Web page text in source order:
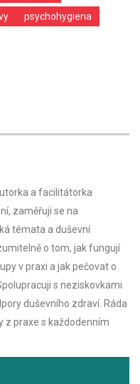
psychohygiena
a facilitátorka
zaměřuji se na
témata a duševní
o tom, jak fungují
v praxi a jak pečovat o
s neziskovkami
duševního zdraví. Ráda
z praxe s každodenním